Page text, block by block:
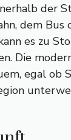
der
dem Bus
es zu
Die
egal ob